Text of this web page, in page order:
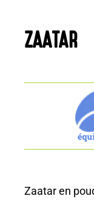
ZAATAR
Zaatar en